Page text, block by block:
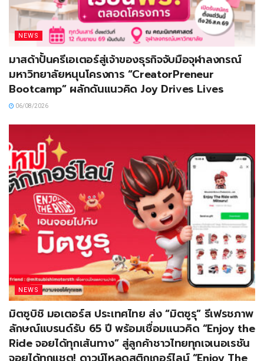
NEWS
มาสด้าปั้นครีเอเตอร์สู่เจ้าของธุรกิจจับมือจุฬาลงกรณ์
มหาวิทยาลัยหนุนโครงการ “CreatorPreneur
Bootcamp” ผลักดันแนวคิด Joy Drives Lives
06/08/2026
NEWS
มิตซูบิชิ มอเตอร์ส ประเทศไทย ส่ง “มิตซูรุ” รีเฟรชภาพ
ลักษณ์แบรนด์รับ 65 ปี พร้อมเชื่อมแนวคิด “Enjoy the
Ride จอยได้ทุกเส้นทาง” สู่ลูกค้าชาวไทยทุกเจเนอเรชัน